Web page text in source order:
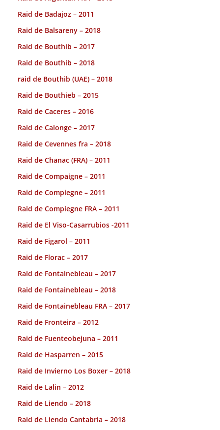
Raid de Badajoz – 2011
Raid de Balsareny – 2018
Raid de Bouthib – 2017
Raid de Bouthib – 2018
raid de Bouthib (UAE) – 2018
Raid de Bouthieb – 2015
Raid de Caceres – 2016
Raid de Calonge – 2017
Raid de Cevennes fra – 2018
Raid de Chanac (FRA) – 2011
Raid de Compaigne – 2011
Raid de Compiegne – 2011
Raid de Compiegne FRA – 2011
Raid de El Viso-Casarrubios -2011
Raid de Figarol – 2011
Raid de Florac – 2017
Raid de Fontainebleau – 2017
Raid de Fontainebleau – 2018
Raid de Fontainebleau FRA – 2017
Raid de Fronteira – 2012
Raid de Fuenteobejuna – 2011
Raid de Hasparren – 2015
Raid de Invierno Los Boxer – 2018
Raid de Lalin – 2012
Raid de Liendo – 2018
Raid de Liendo Cantabria – 2018